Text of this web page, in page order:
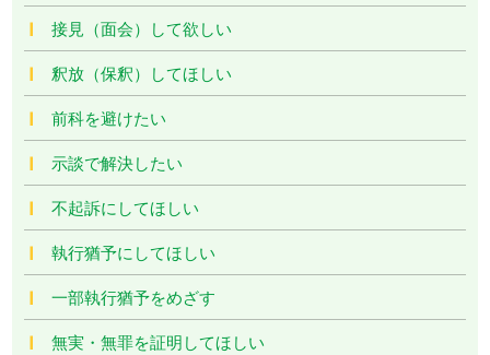
接見（面会）して欲しい
釈放（保釈）してほしい
前科を避けたい
示談で解決したい
不起訴にしてほしい
執行猶予にしてほしい
一部執行猶予をめざす
無実・無罪を証明してほしい